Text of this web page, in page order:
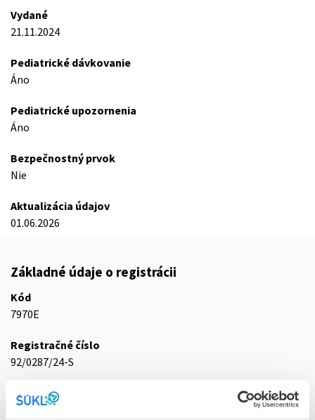
Vydané
21.11.2024
Pediatrické dávkovanie
Áno
Pediatrické upozornenia
Áno
Bezpečnostný prvok
Nie
Aktualizácia údajov
01.06.2026
Základné údaje o registrácii
Kód
7970E
Registračné číslo
92/0287/24-S
Doplnok
ung 1x25 g (tuba Al)